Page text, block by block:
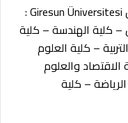
الكليات الموجودة في جامعة غيرسون Giresun Üniversitesi :
كلية الهندسة – كلية
– كلية العلوم
والعلوم
– كلية